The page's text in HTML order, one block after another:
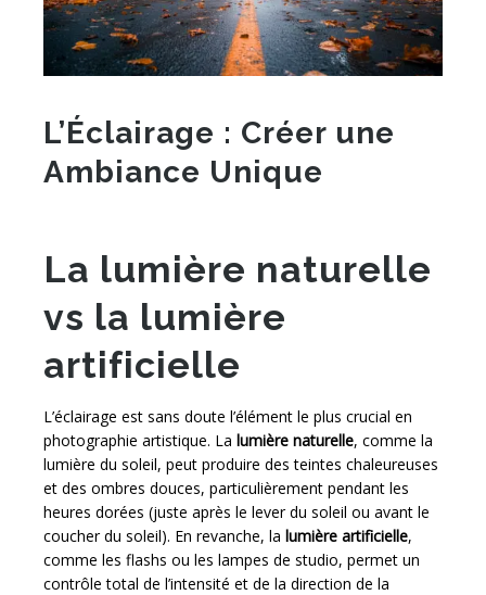
L’Éclairage : Créer une
Ambiance Unique
La lumière naturelle
vs la lumière
artificielle
L’éclairage est sans doute l’élément le plus crucial en
photographie artistique. La lumière naturelle, comme la
lumière du soleil, peut produire des teintes chaleureuses
et des ombres douces, particulièrement pendant les
heures dorées (juste après le lever du soleil ou avant le
coucher du soleil). En revanche, la lumière artificielle,
comme les flashs ou les lampes de studio, permet un
contrôle total de l’intensité et de la direction de la